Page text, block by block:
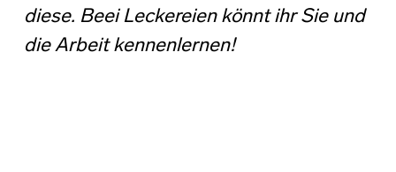
diese. Beei Leckereien könnt ihr Sie und
die Arbeit kennenlernen!